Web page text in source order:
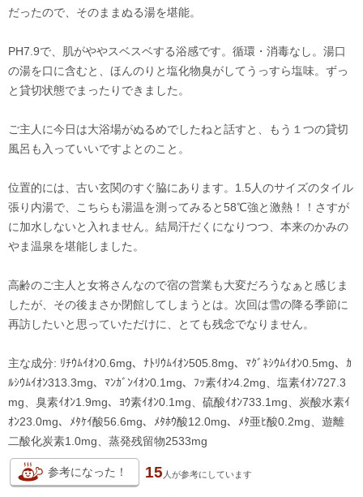
だったので、そのままぬる湯を堪能。
PH7.9で、肌がややスベスベする浴感です。循環・消毒なし。湯口
の湯を口に含むと、ほんのりと塩化物臭がしてうっすら塩味。ずっ
と貸切状態でまったりできました。
ご主人に今日は大浴場がぬるめでしたねと話すと、もう１つの貸切
風呂も入っていいですよとのこと。
位置的には、古い玄関のすぐ脇にあります。1.5人のサイズのタイル
張り内湯で、こちらも湯温を測ってみると58℃強と激熱！！さすが
に加水しないと入れません。結局汗だくになりつつ、本来のかみの
やま温泉を堪能しました。
高齢のご主人と女将さんなので宿の営業も大変だろうなぁと感じま
したが、その後まさか閉館してしまうとは。次回は雪の降る季節に
再訪したいと思っていただけに、とても残念でなりません。
主な成分: ﾘﾁｳﾑｲｵﾝ0.6mg、ﾅﾄﾘｳﾑｲｵﾝ505.8mg、ﾏｸﾞﾈｼｳﾑｲｵﾝ0.5mg、ｶ
ﾙｼｳﾑｲｵﾝ313.3mg、ﾏﾝｶﾞﾝｲｵﾝ0.1mg、ﾌｯ素ｲｵﾝ4.2mg、塩素ｲｵﾝ727.3
mg、臭素ｲｵﾝ1.9mg、ﾖｳ素ｲｵﾝ0.1mg、硫酸ｲｵﾝ733.1mg、炭酸水素ｲ
ｵﾝ23.0mg、ﾒﾀｹｲ酸56.6mg、ﾒﾀﾎｳ酸12.0mg、ﾒﾀ亜ﾋ酸0.2mg、遊離
二酸化炭素1.0mg、蒸発残留物2533mg
参考になった！ 15 人が参考にしています